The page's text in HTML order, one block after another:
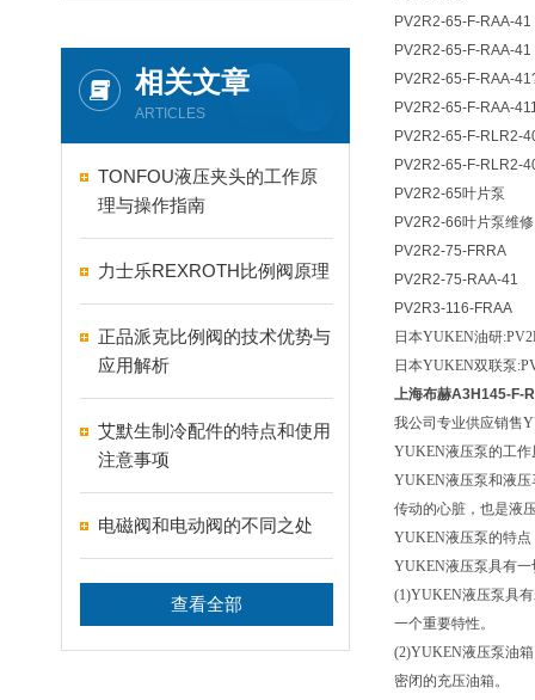
相关文章
ARTICLES
TONFOU液压夹头的工作原
理与操作指南
力士乐REXROTH比例阀原理
正品派克比例阀的技术优势与
应用解析
艾默生制冷配件的特点和使用
注意事项
电磁阀和电动阀的不同之处
查看全部
PV2R2-65-F-RAA-41
PV2R2-65-F-RAA-41
PV2R2-65-F-RAA-
PV2R2-65-F-RAA-
PV2R2-65-F-RLR2-
PV2R2-65-F-RLR2-
PV2R2-65叶片泵
PV2R2-66叶片泵维修
PV2R2-75-FRRA
PV2R2-75-RAA-41
PV2R3-116-FRAA
日本YUKEN油研
日本YUKEN双联泵
上海布赫A3H145-F-
我公司专业供应销售
YUKEN液压泵的工
YUKEN液压泵和液
传动的心脏，也是液
YUKEN液压泵的特点
YUKEN液压泵具有
(1)YUKEN液压泵具
一个重要特性。
(2)YUKEN液压泵油
密闭的充压油箱。